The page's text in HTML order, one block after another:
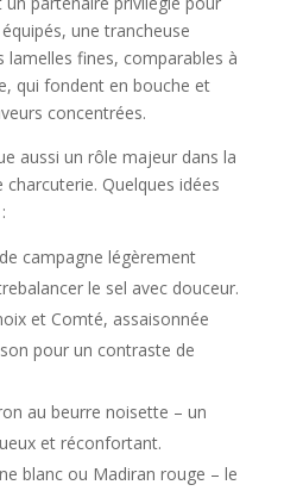
une trancheuse
lamelles fines, comparables à
qui fondent en bouche et
concentrées.
aussi un rôle majeur dans la
Quelques idées
campagne légèrement
le sel avec douceur.
et Comté, assaisonnée
pour un contraste de
au beurre noisette – un
et réconfortant.
blanc ou Madiran rouge – le